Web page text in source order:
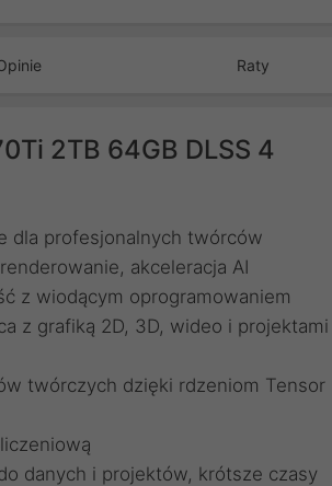
Raty
2TB 64GB DLSS 4
dla profesjonalnych twórców
akceleracja AI
z wiodącym oprogramowaniem
z grafiką 2D, 3D, wideo i projektami
twórczych dzięki rdzeniom Tensor
danych i projektów, krótsze czasy